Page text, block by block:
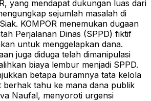
yang mendapat dukungan luas dari
sejumlah masalah di
KOMPOR menemukan dugaan
Perjalanan Dinas (SPPD) fiktif
untuk menggelapkan dana.
juga diduga telah dimanipulasi
biaya lembur menjadi SPPD.
betapa buramnya tata kelola
berhak tahu ke mana dana publik
Naufal, menyoroti urgensi